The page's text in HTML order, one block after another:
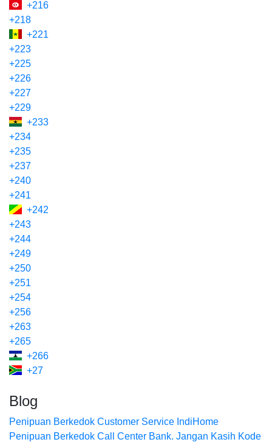
+216
+218
+221
+223
+225
+226
+227
+229
+233
+234
+235
+237
+240
+241
+242
+243
+244
+249
+250
+251
+254
+256
+263
+265
+266
+27
Blog
Penipuan Berkedok Customer Service IndiHome
Penipuan Berkedok Call Center Bank. Jangan Kasih Kode